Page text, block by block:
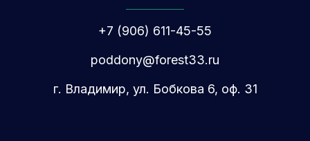
+7 (906) 611-45-55
poddony@forest33.ru
г. Владимир, ул. Бобкова 6, оф. 31